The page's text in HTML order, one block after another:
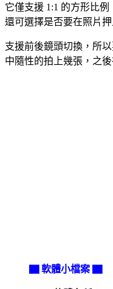
它僅支援 1:1 的方形比
還可選擇是否要在照片
支援前後鏡頭切換，所
中隨性的拍上幾張，之
▇ 軟體小檔案 ▇